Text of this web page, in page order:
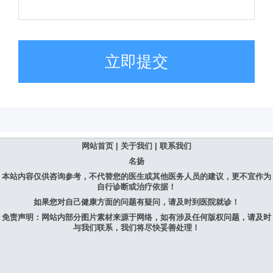
立即提交
网站首页 关于我们
联系我们
名扬
本站内容仅供咨询参考，不代替您的医生或其他医务人员的建议，更不宜作为
自行诊断或治疗依据！
如果您对自己健康方面的问题有疑问，请及时到医院就诊！
免责声明：网站内部分图片素材来源于网络，如有涉及任何版权问题，请及时
与我们联系，我们将尽快妥善处理！